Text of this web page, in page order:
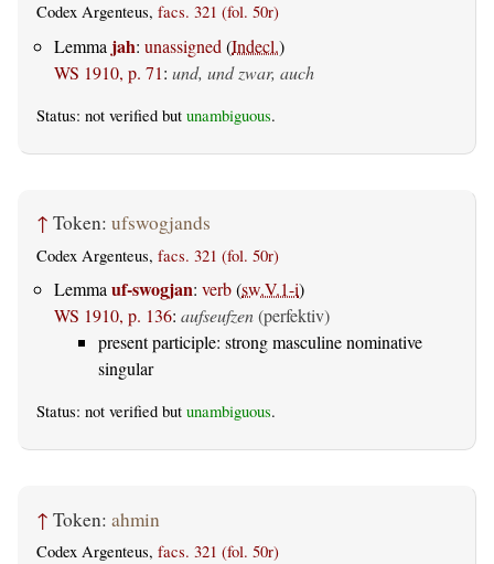
Codex Argenteus, facs. 321 (fol. 50r)
Lemma jah: unassigned (Indecl.)
WS 1910, p. 71: und, und zwar, auch
Status: not verified but unambiguous.
↑ Token: ufswogjands
Codex Argenteus, facs. 321 (fol. 50r)
Lemma uf-swogjan: verb(sw.V.1-i)
WS 1910, p. 136: aufseufzen(perfektiv)
present participle: strong masculine nominative
singular
Status: not verified but unambiguous.
↑ Token: ahmin
Codex Argenteus, facs. 321 (fol. 50r)